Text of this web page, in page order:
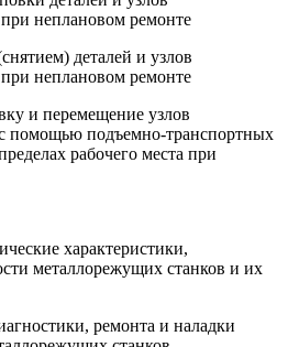
неплановом ремонте
деталей и узлов
неплановом ремонте
и перемещение узлов
помощью подъемно-транспортных
рабочего места при
характеристики,
металлорежущих станков и их
ремонта и наладки